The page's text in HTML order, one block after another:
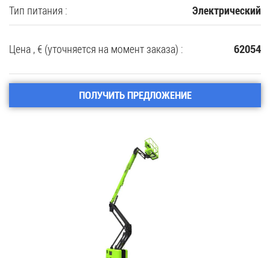
Тип питания : Электрический
Цена , € (уточняется на момент заказа) : 62054
ПОЛУЧИТЬ ПРЕДЛОЖЕНИЕ